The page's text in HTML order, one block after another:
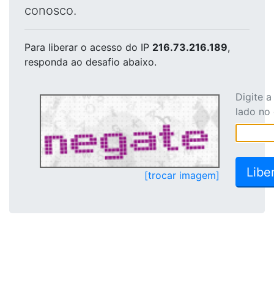
conosco.
Para liberar o acesso do IP 216.73.216.189,
responda ao desafio abaixo.
[trocar imagem]
Digite
lado no